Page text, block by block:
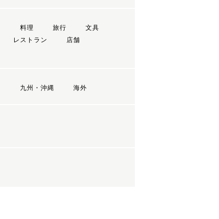
料理 旅行
文具
レストラン
店舗
九州・沖縄 海外